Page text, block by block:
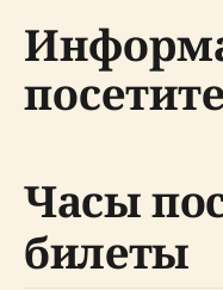
Часы
билеты